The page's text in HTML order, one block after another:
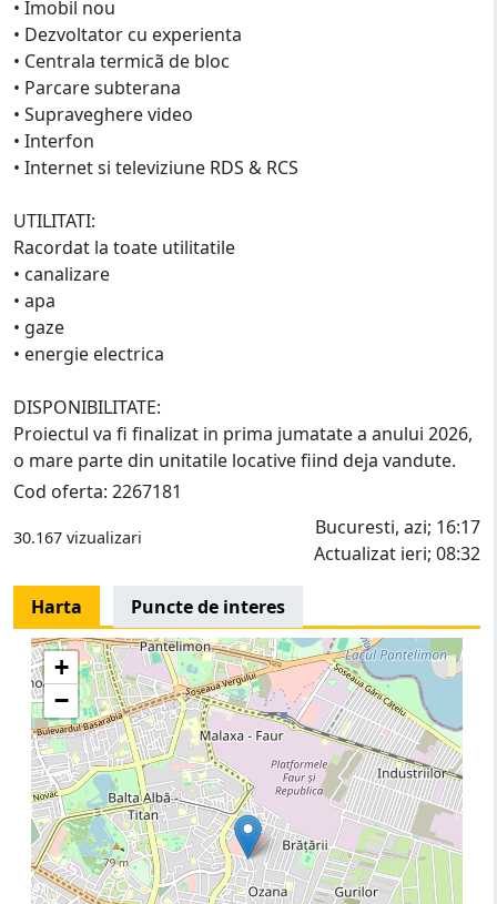
• Imobil nou
• Dezvoltator cu experienta
• Centrala termicã de bloc
• Parcare subterana
• Supraveghere video
• Interfon
• Internet si televiziune RDS & RCS
UTILITATI:
Racordat la toate utilitatile
• canalizare
• apa
• gaze
• energie electrica
DISPONIBILITATE:
Proiectul va fi finalizat in prima jumatate a anului 2026,
o mare parte din unitatile locative fiind deja vandute.
Cod oferta: 2267181
30.167 vizualizari
Bucuresti, azi; 16:17
Actualizat ieri; 08:32
Harta Puncte de interes
+
−